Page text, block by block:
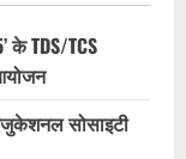
के TDS/TCS
सोसाइटी